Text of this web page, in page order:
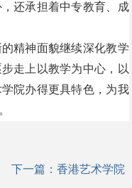
还承担着中专教育、成
精神面貌继续深化教学
走上以教学为中心，以
院办得更具特色，为我
下一篇： 香港艺术学院